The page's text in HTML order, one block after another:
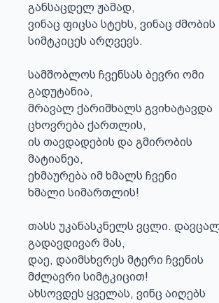
განსაცდელ ჟამად,
ვინაც ფიცსა სტეხს, ვინაც ძმობის
სიმტკიცეს არღვევს.
სამშობლოს ჩვენსას ბევრი ომი
გადუტანია,
მრავალ ქარიშხალს გვიხატავდა
ცხოვრება ქართლის,
ის თავდადების და გმირობის
მატიანეა,
ეხმაურება იმ ხმალს ჩვენი
ხმალი სიმართლის!
თასს უკანასკნელს ვცლი.
გადავდივარ მას,
დაე, დაიმსხვრეს მტერი ჩვენის
მძლავრი სიმტკიცით!
ახსოვდეს ყველას, ვინც აიღებს